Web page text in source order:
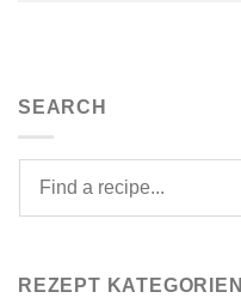
SEARCH
REZEPT KATEGORIEN